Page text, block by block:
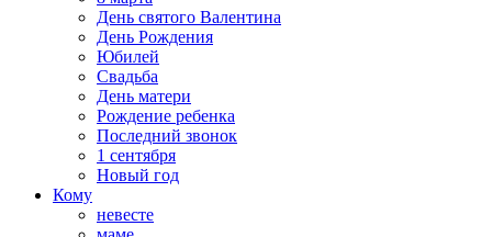
День святого Валентина
День Рождения
Юбилей
Свадьба
День матери
Рождение ребенка
Последний звонок
1 сентября
Новый год
Кому
невесте